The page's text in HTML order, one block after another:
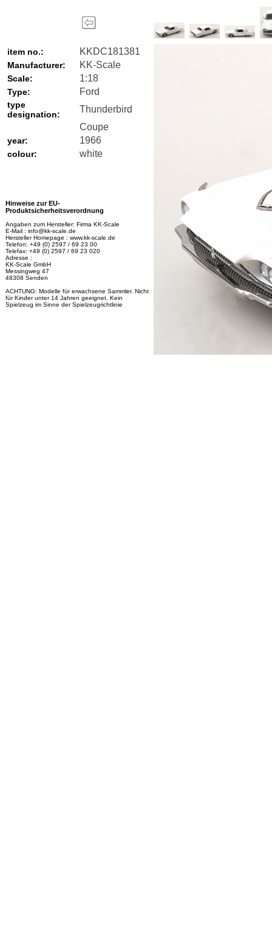
item no.: KKDC181381
Manufacturer: KK-Scale
Scale: 1:18
Type: Ford
type
designation:
Thunderbird
Coupe
year: 1966
colour: white
Hinweise zur EU-
Produktsicherheitsverordnung
Angaben zum Hersteller: Firma KK-Scale
E-Mail : info@kk-scale.de
Hersteller Homepage : www.kk-scale.de
Telefon: +49 (0) 2597 / 69 23 00
Telefax: +49 (0) 2597 / 69 23 020
Adresse :
KK-Scale GmbH
Messingweg 47
48308 Senden
ACHTUNG: Modelle für erwachsene Sammler. Nicht
für Kinder unter 14 Jahren geeignet. Kein
Spielzeug im Sinne der Spielzeugrichtlinie